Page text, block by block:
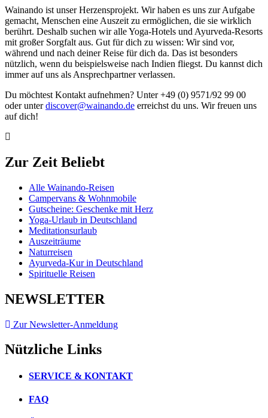
Wainando ist unser Herzensprojekt. Wir haben es uns zur Aufgabe
gemacht, Menschen eine Auszeit zu ermöglichen, die sie wirklich
berührt. Deshalb suchen wir alle Yoga-Hotels und Ayurveda-Resorts
mit großer Sorgfalt aus. Gut für dich zu wissen: Wir sind vor,
während und nach deiner Reise für dich da. Das ist besonders
nützlich, wenn du beispielsweise nach Indien fliegst. Du kannst dich
immer auf uns als Ansprechpartner verlassen.
Du möchtest Kontakt aufnehmen? Unter +49 (0) 9571/92 99 00
oder unterdiscover@wainando.de erreichst du uns. Wir freuen uns
auf dich!
Zur Zeit Beliebt
Alle Wainando-Reisen
Campervans & Wohnmobile
Gutscheine: Geschenke mit Herz
Yoga-Urlaub in Deutschland
Meditationsurlaub
Auszeiträume
Naturreisen
Ayurveda-Kur in Deutschland
Spirituelle Reisen
NEWSLETTER
Zur Newsletter-Anmeldung
Nützliche Links
SERVICE & KONTAKT
FAQ